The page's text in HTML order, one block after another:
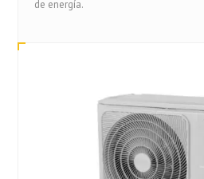
de energía.